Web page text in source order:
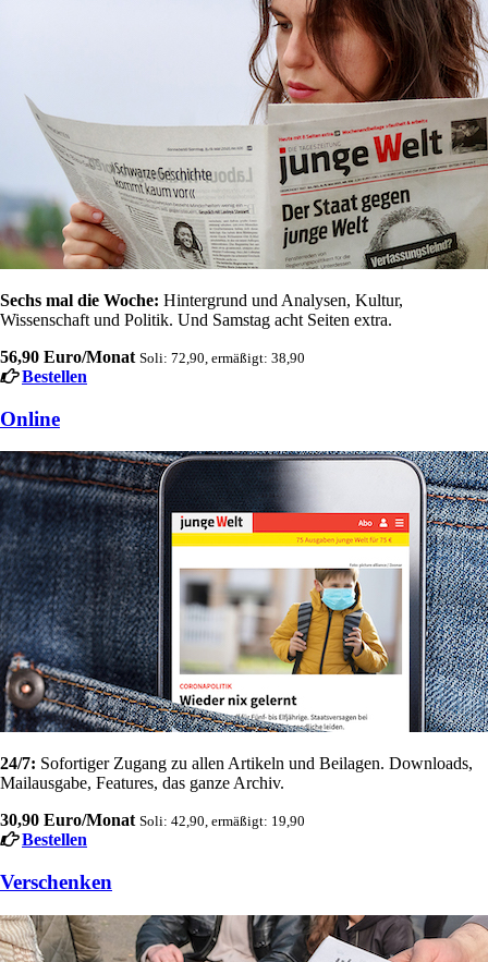
Sechs mal die Woche: Hintergrund und Analysen, Kultur,
Wissenschaft und Politik. Und Samstag acht Seiten extra.
56,90 Euro/Monat Soli: 72,90, ermäßigt: 38,90
Bestellen
Online
24/7: Sofortiger Zugang zu allen Artikeln und Beilagen. Downloads,
Mailausgabe, Features, das ganze Archiv.
30,90 Euro/Monat Soli: 42,90, ermäßigt: 19,90
Bestellen
Verschenken